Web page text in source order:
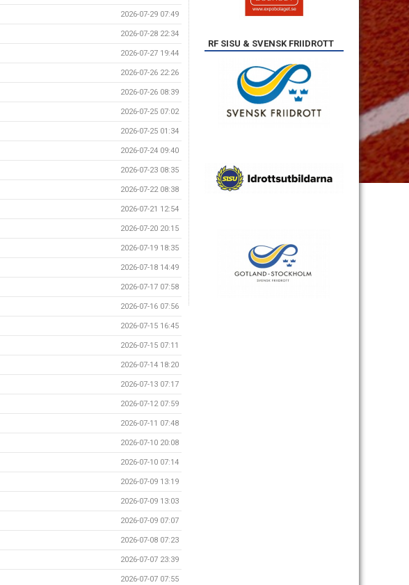
2026-07-29 07:49
2026-07-28 22:34
2026-07-27 19:44
2026-07-26 22:26
2026-07-26 08:39
2026-07-25 07:02
2026-07-25 01:34
2026-07-24 09:40
2026-07-23 08:35
2026-07-22 08:38
2026-07-21 12:54
2026-07-20 20:15
2026-07-19 18:35
2026-07-18 14:49
2026-07-17 07:58
2026-07-16 07:56
2026-07-15 16:45
2026-07-15 07:11
2026-07-14 18:20
2026-07-13 07:17
2026-07-12 07:59
2026-07-11 07:48
2026-07-10 20:08
2026-07-10 07:14
2026-07-09 13:19
2026-07-09 13:03
2026-07-09 07:07
2026-07-08 07:23
2026-07-07 23:39
2026-07-07 07:55
RF SISU & SVENSK FRIIDROTT